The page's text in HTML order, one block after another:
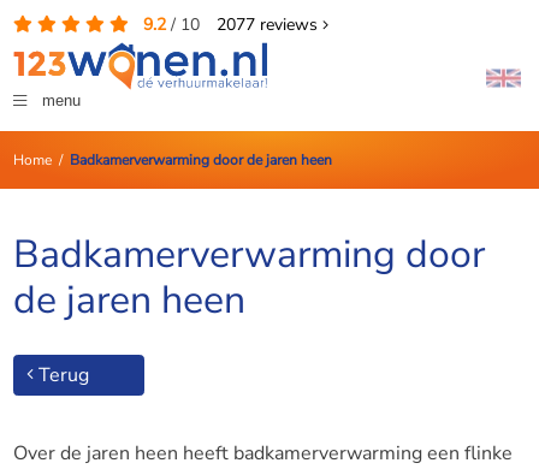
9.2/ 10 2077reviews
menu
Home/ Badkamerverwarming door de jaren heen
Badkamerverwarming door
de jaren heen
Terug
Over de jaren heen heeft badkamerverwarming een flinke